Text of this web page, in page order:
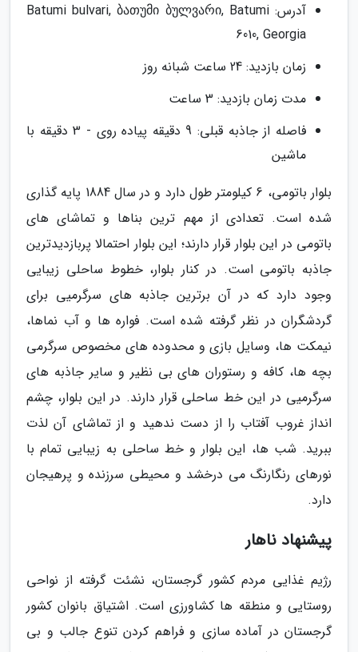
آدرس: Batumi bulvari, ბათუმი ბულვარი, Batumi
6010, Georgia
زمان بازدید: 24 ساعت شبانه روز
مدت زمان بازدید: 3 ساعت
فاصله از جاذبه قبلی: 9 دقیقه پیاده روی - 3 دقیقه با
ماشین
بلوار باتومی، 6 کیلومتر طول دارد و در سال 1884 پایه گذاری
شده است. تعدادی از مهم ترین بناها و تماشای های
باتومی در این بلوار قرار دارند؛ این بلوار احتمالا پربازدیدترین
جاذبه باتومی است. در کنار بلوار، خطوط ساحلی زیبایی
وجود دارد که در آن برترین جاذبه های سرگرمیی برای
گردشگران در نظر گرفته شده است. فواره ها و آب نماها،
نیمکت ها، وسایل بازی و محدوده های مخصوص سرگرمی
بچه ها، کافه و رستوران های بی نظیر و سایر جاذبه های
سرگرمیی در این خط ساحلی قرار دارند. در این بلوار، چشم
انداز غروب آفتاب را از دست ندهید و از تماشای آن لذت
ببرید. شب ها، این بلوار و خط ساحلی به زیبایی تمام با
نورهای رنگارنگ می درخشد و محیطی سرزنده و پرهیجان
دارد.
پیشنهاد ناهار
رژیم غذایی مردم کشور گرجستان، نشئت گرفته از نواحی
روستایی و منطقه ها کشاورزی است. اشتیاق بانوان کشور
گرجستان در آماده سازی و فراهم کردن تنوع جالب و بی